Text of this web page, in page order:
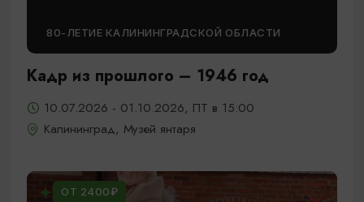
80-ЛЕТИЕ КАЛИНИНГРАДСКОЙ ОБЛАСТИ
Кадр из прошлого – 1946 год
10.07.2026 - 01.10.2026, ПТ в 15:00
Калининград, Музей янтаря
ОТ 2400₽